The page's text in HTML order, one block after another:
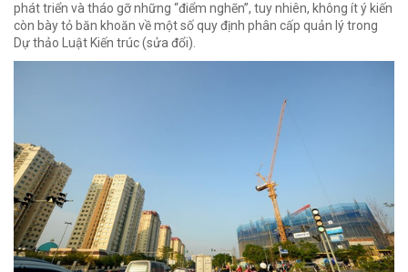
phát triển và tháo gỡ những “điểm nghẽn”, tuy nhiên, không ít ý kiến
còn bày tỏ băn khoăn về một số quy định phân cấp quản lý trong
Dự thảo Luật Kiến trúc (sửa đổi).